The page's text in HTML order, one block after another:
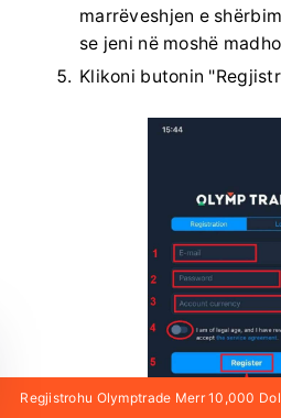
marrëveshjen e
se jeni në moshë
Klikoni butonin
Regjistrohu Olymptrade Merr 10,000